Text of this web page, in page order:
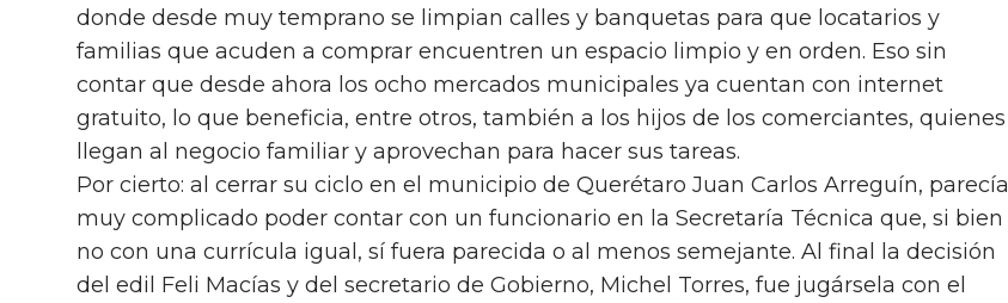
donde desde muy temprano se limpian calles y banquetas para que locatarios y
familias que acuden a comprar encuentren un espacio limpio y en orden. Eso sin
contar que desde ahora los ocho mercados municipales ya cuentan con internet
gratuito, lo que beneficia, entre otros, también a los hijos de los comerciantes, quienes
llegan al negocio familiar y aprovechan para hacer sus tareas.
Por cierto: al cerrar su ciclo en el municipio de Querétaro Juan Carlos Arreguín, parecía
muy complicado poder contar con un funcionario en la Secretaría Técnica que, si bien
no con una currícula igual, sí fuera parecida o al menos semejante. Al final la decisión
del edil Feli Macías y del secretario de Gobierno, Michel Torres, fue jugársela con el